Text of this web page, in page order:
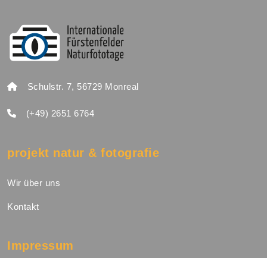
Schulstr. 7, 56729 Monreal
(+49) 2651 6764
projekt natur & fotografie
Wir über uns
Kontakt
Impressum